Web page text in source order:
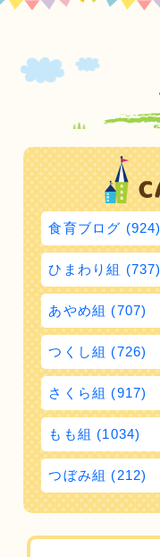
食育ブログ (924)
ひまわり組 (737)
あやめ組 (707)
つくし組 (726)
さくら組 (917)
もも組 (1034)
つぼみ組 (212)